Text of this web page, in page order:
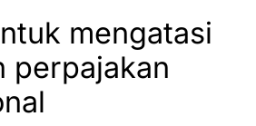
mengatasi
perpajakan